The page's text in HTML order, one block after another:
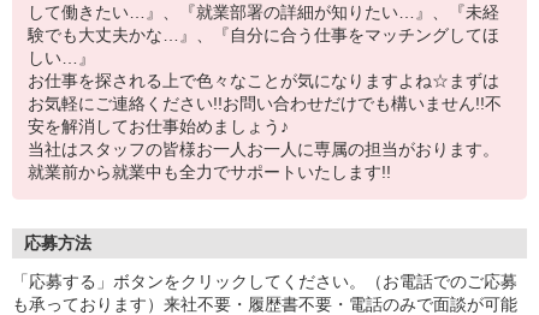
して働きたい…』、『就業部署の詳細が知りたい…』、『未経
験でも大丈夫かな…』、『自分に合う仕事をマッチングしてほ
しい…』
お仕事を探される上で色々なことが気になりますよね☆まずは
お気軽にご連絡ください!!お問い合わせだけでも構いません!!不
安を解消してお仕事始めましょう♪
当社はスタッフの皆様お一人お一人に専属の担当がおります。
就業前から就業中も全力でサポートいたします!!
応募方法
「応募する」ボタンをクリックしてください。（お電話でのご応募
も承っております）来社不要・履歴書不要・電話のみで面談が可能